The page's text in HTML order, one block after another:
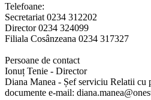
Telefoane:
Secretariat 0234 312202
Director 0234 324099
Filiala Cosânzeana 0234 317327
Persoane de contact
Ionuț Tenie - Director
Diana Manea - Șef serviciu Relatii cu
documente e-mail: